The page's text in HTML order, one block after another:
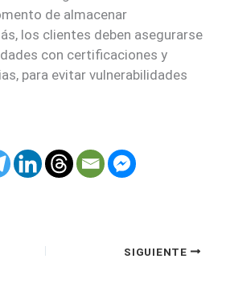
de almacenar
los clientes deben asegurarse
con certificaciones y
para evitar vulnerabilidades
SIGUIENTE